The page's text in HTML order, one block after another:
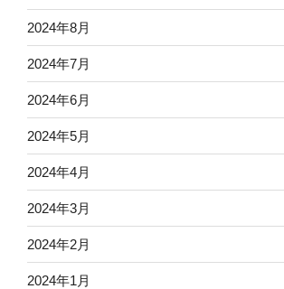
2024年8月
2024年7月
2024年6月
2024年5月
2024年4月
2024年3月
2024年2月
2024年1月